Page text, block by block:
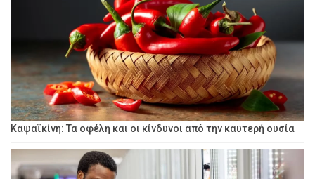
Καψαϊκίνη: Τα οφέλη και οι κίνδυνοι από την καυτερή ουσία